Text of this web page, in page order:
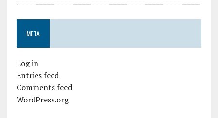
META
Log in
Entries feed
Comments feed
WordPress.org